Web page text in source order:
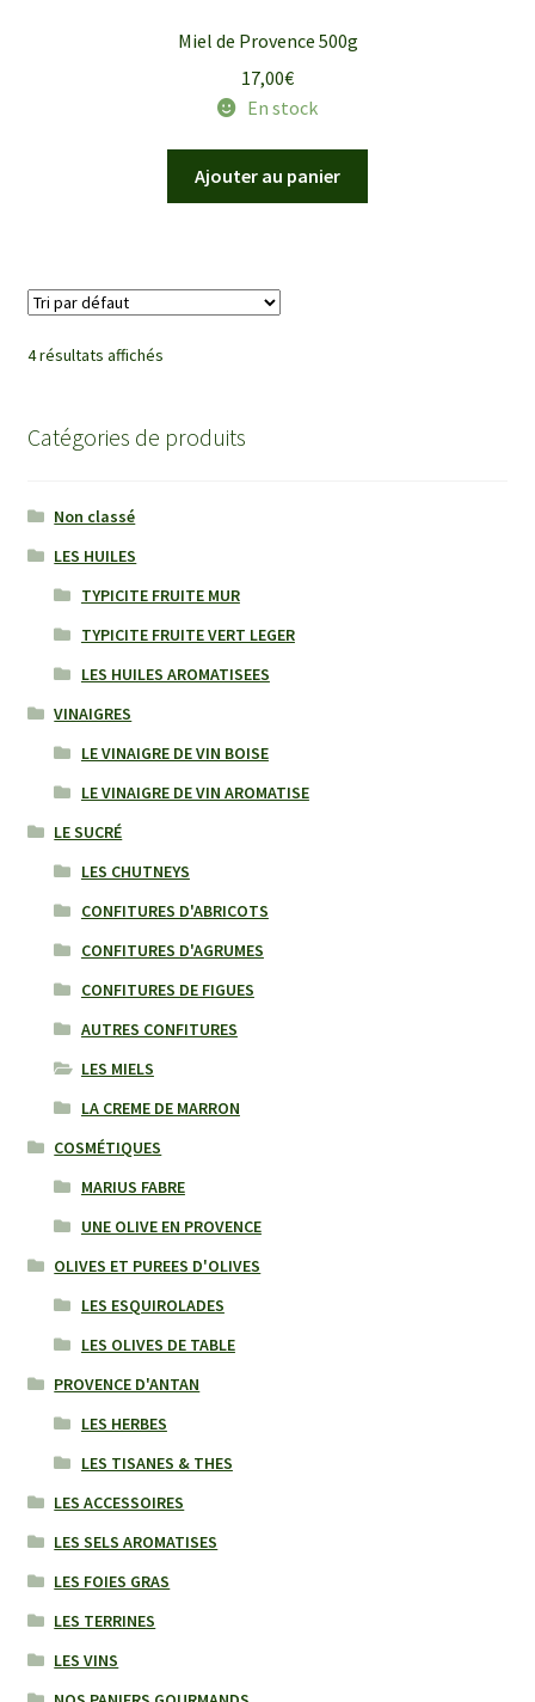
Miel de Provence 500g
17,00€
En stock
Ajouter au panier
4 résultats affichés
Catégories de produits
Non classé
LES HUILES
TYPICITE FRUITE MUR
TYPICITE FRUITE VERT LEGER
LES HUILES AROMATISEES
VINAIGRES
LE VINAIGRE DE VIN BOISE
LE VINAIGRE DE VIN AROMATISE
LE SUCRÉ
LES CHUTNEYS
CONFITURES D'ABRICOTS
CONFITURES D'AGRUMES
CONFITURES DE FIGUES
AUTRES CONFITURES
LES MIELS
LA CREME DE MARRON
COSMÉTIQUES
MARIUS FABRE
UNE OLIVE EN PROVENCE
OLIVES ET PUREES D'OLIVES
LES ESQUIROLADES
LES OLIVES DE TABLE
PROVENCE D'ANTAN
LES HERBES
LES TISANES & THES
LES ACCESSOIRES
LES SELS AROMATISES
LES FOIES GRAS
LES TERRINES
LES VINS